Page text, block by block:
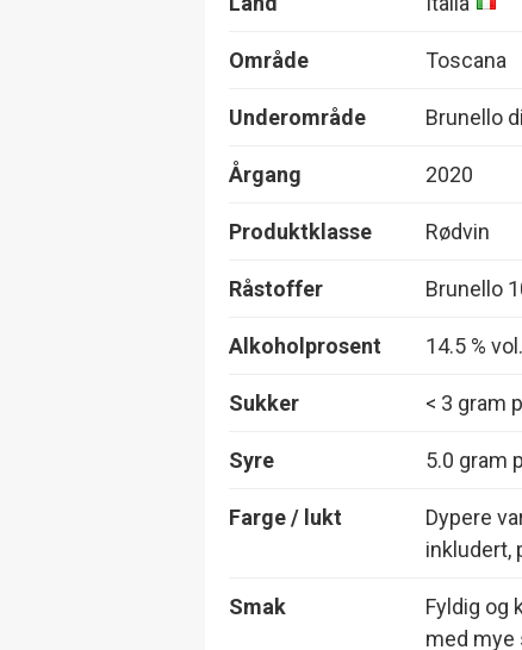
Område Toscana
Underområde Brunello
Årgang 2020
Produktklasse Rødvin
Råstoffer Brunello
Alkoholprosent 14.5 % vol.
Sukker < 3 gram
Syre 5.0 gram
Farge / lukt
Dypere
inkludert,
Smak
Fyldig og
med mye